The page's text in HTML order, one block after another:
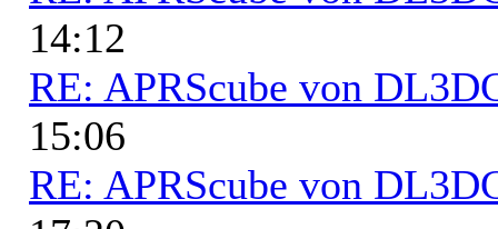
14:12
RE: APRScube von
15:06
RE: APRScube von